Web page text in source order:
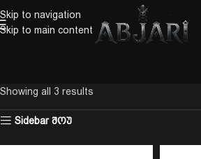
Skip to navigation
Skip to main content
Showing all 3 results
Sidebar შოუ